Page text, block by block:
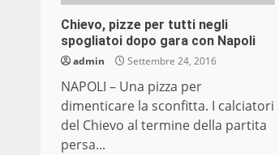
Chievo, pizze per tutti negli
spogliatoi dopo gara con Napoli
admin Settembre 24, 2016
NAPOLI – Una pizza per
dimenticare la sconfitta. I calciatori
del Chievo al termine della partita
persa...